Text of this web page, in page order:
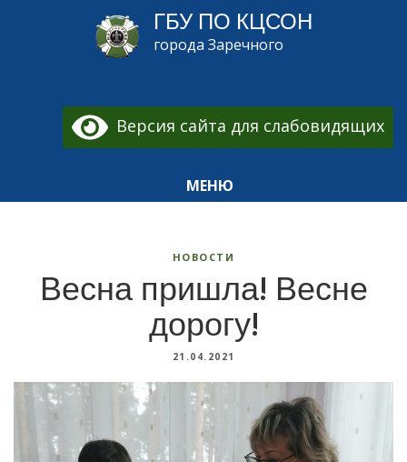
ГБУ ПО КЦСОН
города Заречного
Версия сайта для слабовидящих
МЕНЮ
НОВОСТИ
Весна пришла! Весне
дорогу!
21.04.2021